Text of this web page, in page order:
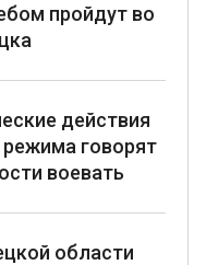
пройдут во
действия
режима говорят
воевать
области